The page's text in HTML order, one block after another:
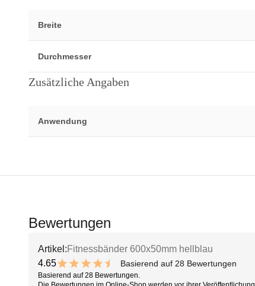
Breite
Durchmesser
Zusätzliche Angaben
Anwendung
Bewertungen
Artikel: Fitnessbänder 600x50mm hellblau
4.65
9.3 out of 10 stars
Basierend auf 28 Bewertungen
Basierend auf 28 Bewertungen.